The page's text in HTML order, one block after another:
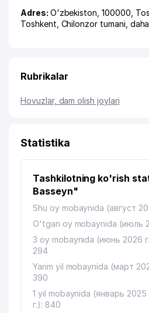
Adres: O'zbekiston, 100000,
Toshkent Chilonzor tumani
Rubrikalar
Hovuzlar, dam olish joylari
Statistika
Tashkilotning ko'rish
Basseyn"
Shu oy mobaynida (август
O'tgan oy mobaynida (июль
3 oy mobaynida (июнь 2026
294
Yarim yil mobaynida (март
390
1 yil mobaynida (январь
г.): 840